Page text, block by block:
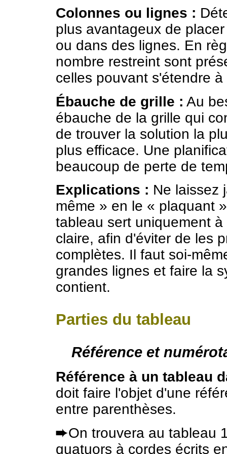
Colonnes ou lignes :
plus avantageux de
ou dans des lignes. En
nombre restreint sont
celles pouvant s'étendre
Ébauche de grille : Au
ébauche de la grille qui
de trouver la solution la
plus efficace. Une
beaucoup de perte de
Explications : Ne laissez
même » en le « plaquant
tableau sert uniquement
claire, afin d'éviter de les
complètes. Il faut soi-
grandes lignes et faire la
contient.
Parties du tableau
Référence et
Référence à un tableau
doit faire l'objet d'une
entre parenthèses.
➨On trouvera au tableau
quatuors à cordes écrits